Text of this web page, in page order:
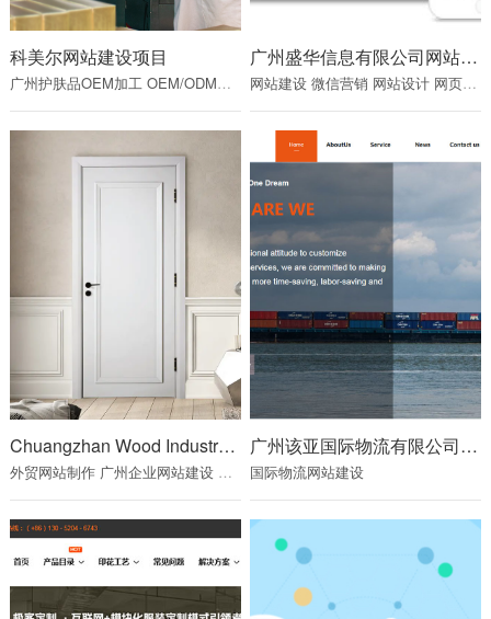
科美尔网站建设项目
广州护肤品OEM加工 OEM/ODM化妆品制造企业
广州盛华信息有限公司网站建设项目
网站建设 微信营销 网站设计 网页设计
Chuangzhan Wood Industry Co., Ltd
外贸网站制作 广州企业网站建设 广州网站制作公司 广州网站建设公司
广州该亚国际物流有限公司网站建设项目
国际物流网站建设